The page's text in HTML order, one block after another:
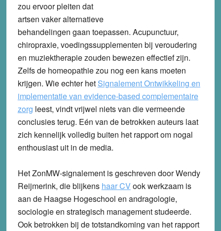
zou ervoor pleiten dat
artsen vaker alternatieve
behandelingen gaan toepassen. Acupunctuur,
chiropraxie, voedingssupplementen bij veroudering
en muziektherapie zouden bewezen effectief zijn.
Zelfs de homeopathie zou nog een kans moeten
krijgen. Wie echter het Signalement Ontwikkeling en
implementatie van evidence-based complementaire
zorg leest, vindt vrijwel niets van die vermeende
conclusies terug. Eén van de betrokken auteurs laat
zich kennelijk volledig buiten het rapport om nogal
enthousiast uit in de media.
Het ZonMW-signalement is geschreven door Wendy
Reijmerink, die blijkens haar CVook werkzaam is
aan de Haagse Hogeschool en andragologie,
sociologie en strategisch management studeerde.
Ook betrokken bij de totstandkoming van het rapport